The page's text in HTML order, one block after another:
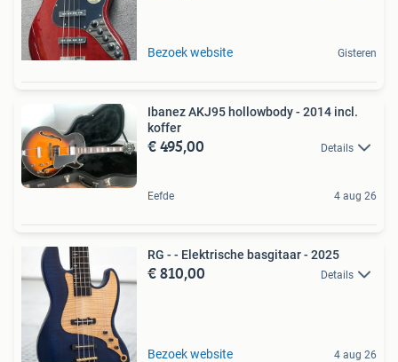
Bezoek website Gisteren
Ibanez AKJ95 hollowbody - 2014 incl.
koffer
€ 495,00 Details
Eefde 4 aug 26
RG - - Elektrische basgitaar - 2025
€ 810,00 Details
Bezoek website 4 aug 26